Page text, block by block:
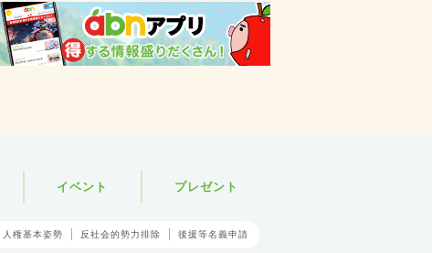
イベント プレゼント
人権基本姿勢 反社会的勢力排除 後援等名義申請